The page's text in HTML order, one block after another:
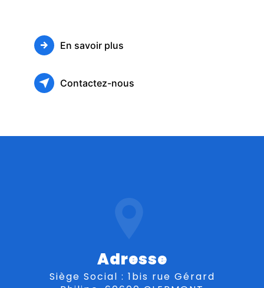
En savoir plus
Contactez-nous
Adresse
Siège Social : 1bis rue Gérard